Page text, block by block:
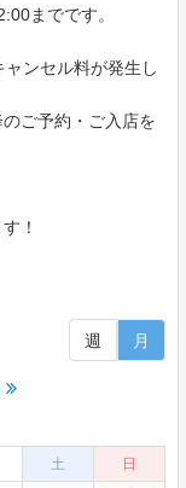
までです。
ンセル料が発生し
ご予約・ご入店を
！
週 月
土
日